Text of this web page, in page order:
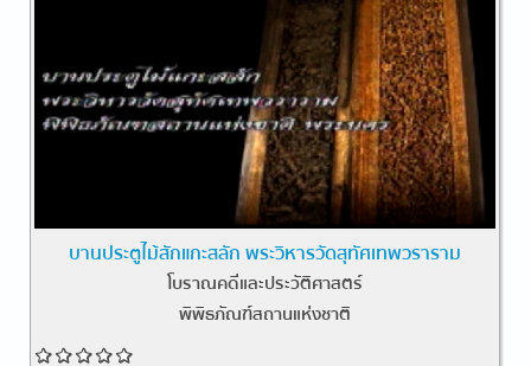
บานประตูไม้สักแกะสลัก พระวิหารวัดสุทัศเทพวราราม
โบราณคดีและประวัติศาสตร์
พิพิธภัณฑ์สถานแห่งชาติ